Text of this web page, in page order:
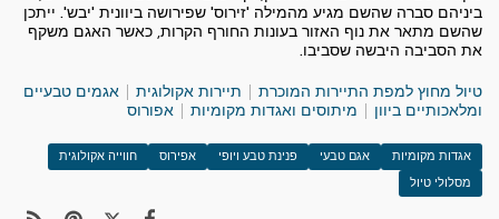
ביניהם סברה שהשם מגיע מהמילה 'זירוס' שפירושה ביוונית 'יבש'. ייתכן
שהשם מתאר את נוף האזור בעונות החורף הקרות, כאשר האגם משקף
את הסביבה היבשה שסביבו.
טיול מחוץ למפת התיירות המוכרת תיירות אקולוגית
אגמים טבעיים
ומלאכותיים ביוון
מיתוסים ואגדות מקומיות אפורוס
אגדות מקומיות אגם טבעי פנינת טבע ויופי אפירוס
חווייה אקולוגית
מסלולי טיול